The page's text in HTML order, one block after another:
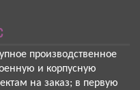
производственное
и корпусную
на заказ; в первую